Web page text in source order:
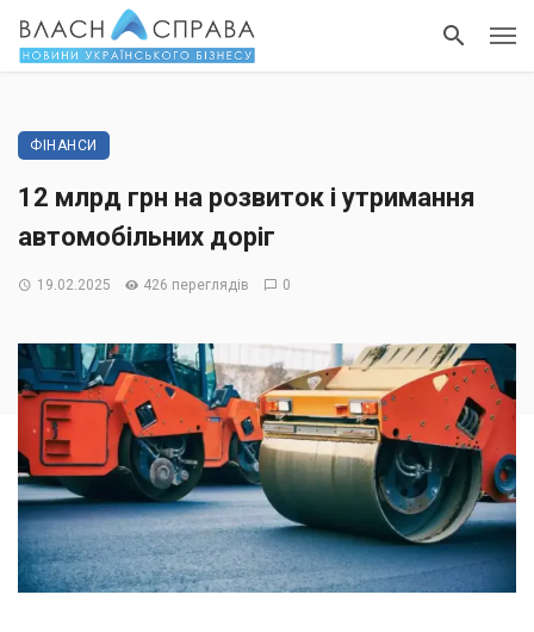
ФІНАНСИ
12 млрд грн на розвиток і утримання
автомобільних доріг
19.02.2025 426 переглядів 0